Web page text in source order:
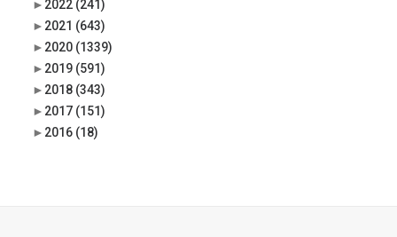
► 2022 (241)
► 2021 (643)
► 2020 (1339)
► 2019 (591)
► 2018 (343)
► 2017 (151)
► 2016 (18)